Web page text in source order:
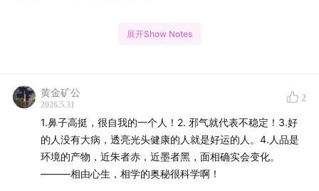
04:01 看人不只是看外表，面相中的气质与行走路的知识
揭示人的状态。
从额头到下巴：揭秘面相学中的关键部位和运势密
展开Show Notes
黄金矿公
2026.5.31
2
1.鼻子高挺，很自我的一个人！2. 邪气就代表不稳定！3.好
的人没有大病，透亮光头健康的人就是好运的人。4.人品是
环境的产物，近朱者赤，近墨者黑，面相确实会变化。
———相由心生，相学的奥秘很科学啊！